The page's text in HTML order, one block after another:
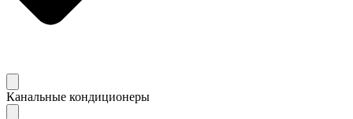
Канальные кондиционеры